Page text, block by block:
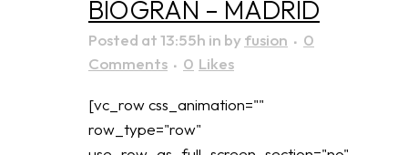
BIOGRAN – MADRID
Posted at 13:55h in byfusion
0
Comments
0 Likes
[vc_row css_animation=""
row_type="row"